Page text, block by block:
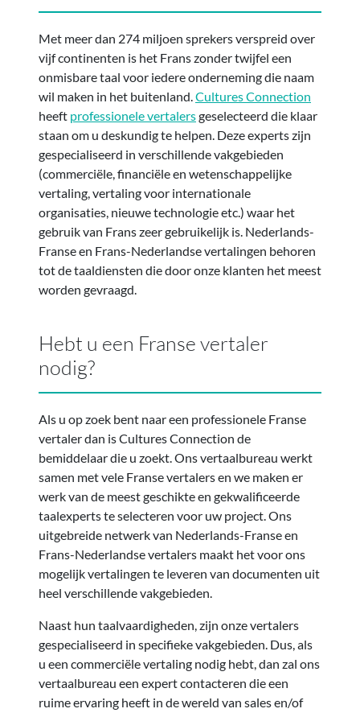
Met meer dan 274 miljoen sprekers verspreid over
vijf continenten is het Frans zonder twijfel een
onmisbare taal voor iedere onderneming die naam
wil maken in het buitenland. Cultures Connection
heeft professionele vertalersgeselecteerd die klaar
staan om u deskundig te helpen. Deze experts zijn
gespecialiseerd in verschillende vakgebieden
(commerciële, financiële en wetenschappelijke
vertaling, vertaling voor internationale
organisaties, nieuwe technologie etc.) waar het
gebruik van Frans zeer gebruikelijk is. Nederlands-
Franse en Frans-Nederlandse vertalingen behoren
tot de taaldiensten die door onze klanten het meest
worden gevraagd.
Hebt u een Franse vertaler
nodig?
Als u op zoek bent naar een professionele Franse
vertaler dan is Cultures Connection de
bemiddelaar die u zoekt. Ons vertaalbureau werkt
samen met vele Franse vertalers en we maken er
werk van de meest geschikte en gekwalificeerde
taalexperts te selecteren voor uw project. Ons
uitgebreide netwerk van Nederlands-Franse en
Frans-Nederlandse vertalers maakt het voor ons
mogelijk vertalingen te leveren van documenten uit
heel verschillende vakgebieden.
Naast hun taalvaardigheden, zijn onze vertalers
gespecialiseerd in specifieke vakgebieden. Dus, als
u een commerciële vertaling nodig hebt, dan zal ons
vertaalbureau een expert contacteren die een
ruime ervaring heeft in de wereld van sales en/of